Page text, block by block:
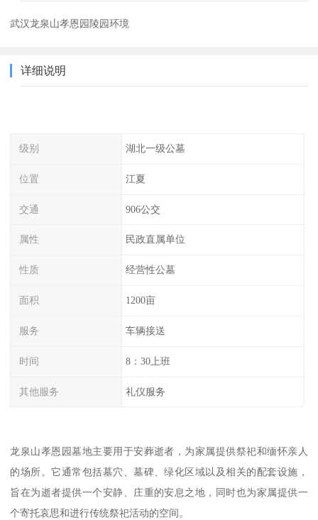
武汉龙泉山孝恩园陵园环境
详细说明
级别 湖北一级公墓
位置 江夏
交通 906公交
属性 民政直属单位
性质 经营性公墓
面积 1200亩
服务 车辆接送
时间 8：30上班
其他服务 礼仪服务
龙泉山孝恩园墓地主要用于安葬逝者，为家属提供祭祀和缅怀亲人
的场所。它通常包括墓穴、墓碑、绿化区域以及相关的配套设施，
旨在为逝者提供一个安静、庄重的安息之地，同时也为家属提供一
个寄托哀思和进行传统祭祀活动的空间。